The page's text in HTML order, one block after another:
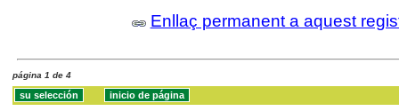
Enllaç permanent a aquest
página 1 de 4